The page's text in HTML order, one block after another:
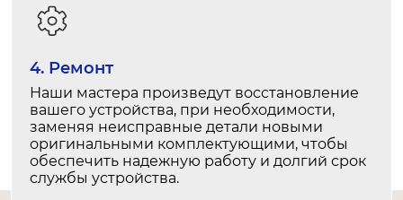
Ремонт амортизаторов
1-2 часа
Замена замка дверцы
1-2 часа
от 1 500 ₽
Ремонт замка дверцы
4. Ремонт
Наши мастера произведут восстановление
вашего устройства, при необходимости,
заменяя неисправные детали новыми
оригинальными комплектующими, чтобы
обеспечить надежную работу и долгий срок
службы устройства.